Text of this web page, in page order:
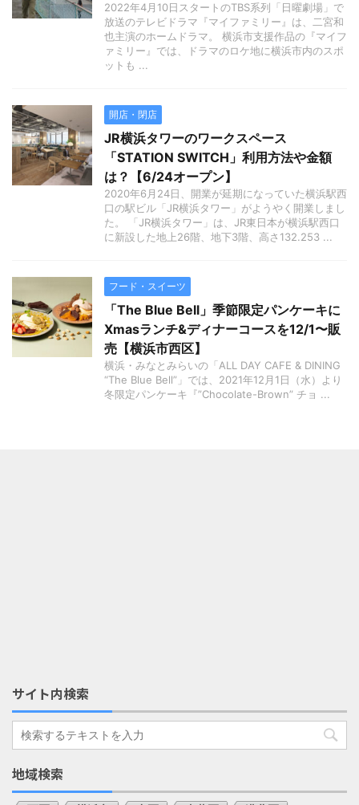
2022年4月10日スタートのTBS系列「日曜劇場」で
放送のテレビドラマ『マイファミリー』は、二宮和
也主演のホームドラマ。 横浜市支援作品の『マイフ
ァミリー』では、ドラマのロケ地に横浜市内のスポ
ットも ...
開店・閉店
JR横浜タワーのワークスペース
「STATION SWITCH」利用方法や金額
は？【6/24オープン】
2020年6月24日、開業が延期になっていた横浜駅西
口の駅ビル「JR横浜タワー」がようやく開業しまし
た。 「JR横浜タワー」は、JR東日本が横浜駅西口
に新設した地上26階、地下3階、高さ132.253 ...
フード・スイーツ
「The Blue Bell」季節限定パンケーキに
Xmasランチ&ディナーコースを12/1〜販
売【横浜市西区】
横浜・みなとみらいの「ALL DAY CAFE & DINING
“The Blue Bell”」では、2021年12月1日（水）より
冬限定パンケーキ『”Chocolate-Brown” チョ ...
サイト内検索
地域検索